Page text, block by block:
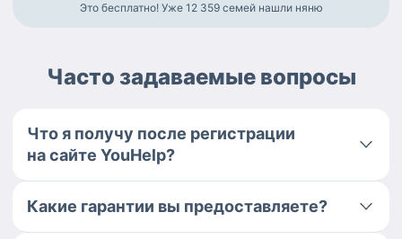
Это бесплатно! Уже 12 359 семей нашли няню
Часто задаваемые вопросы
Что я получу после регистрации
на сайте YouHelp?
Какие гарантии вы предоставляете?